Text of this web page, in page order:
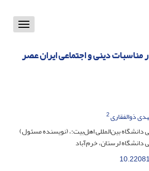
Toggle
مناسبات دینی و اجتماعی ایران عصر
ذوالفقاری2
دانشگاه بین‌المللی اهل‌بیت:، (نویسنده مسئول)
لرستان، خرم‌آباد